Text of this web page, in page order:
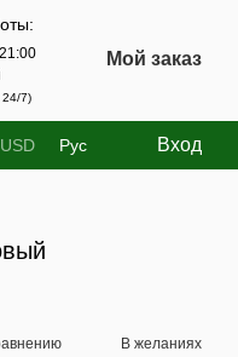
24/7)
Мой заказ
USD Рус Вход
В желаниях